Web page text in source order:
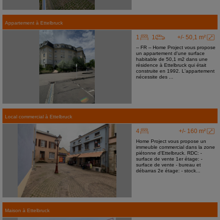
Appartement à Ettelbruck
+/- 50,1 m²
1 1
-- FR -- Home Project vous propose
un appartement d'une surface
habitable de 50,1 m2 dans une
résidence à Ettelbruck qui était
construite en 1992. L'appartement
nécessite des ...
Local commercial à Ettelbruck
+/- 160 m²
4
Home Project vous propose un
immeuble commercial dans la zone
piétonne d'Ettelbruck. RDC: -
surface de vente 1er étage: -
surface de vente - bureau et
débarras 2e étage: - stock...
Maison à Ettelbruck